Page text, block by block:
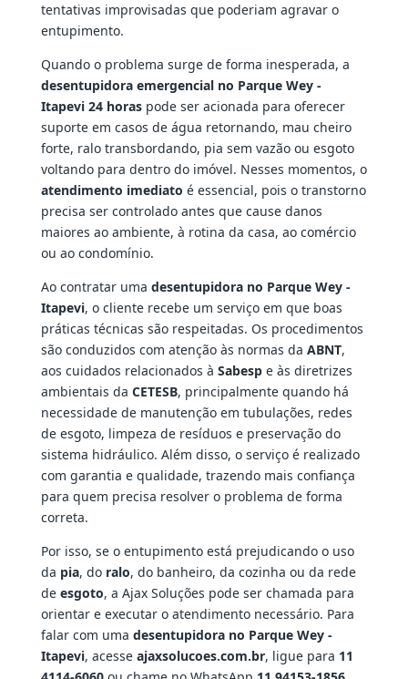
tentativas improvisadas que poderiam agravar o
entupimento.
Quando o problema surge de forma inesperada, a
desentupidora emergencial no Parque Wey -
Itapevi 24 horaspode ser acionada para oferecer
suporte em casos de água retornando, mau cheiro
forte, ralo transbordando, pia sem vazão ou esgoto
voltando para dentro do imóvel. Nesses momentos, o
atendimento imediato é essencial, pois o transtorno
precisa ser controlado antes que cause danos
maiores ao ambiente, à rotina da casa, ao comércio
ou ao condomínio.
Ao contratar uma desentupidora no Parque Wey -
Itapevi, o cliente recebe um serviço em que boas
práticas técnicas são respeitadas. Os procedimentos
são conduzidos com atenção às normas da ABNT,
aos cuidados relacionados à Sabespe às diretrizes
ambientais da CETESB, principalmente quando há
necessidade de manutenção em tubulações, redes
de esgoto, limpeza de resíduos e preservação do
sistema hidráulico. Além disso, o serviço é realizado
com garantia e qualidade, trazendo mais confiança
para quem precisa resolver o problema de forma
correta.
Por isso, se o entupimento está prejudicando o uso
da pia, do ralo, do banheiro, da cozinha ou da rede
de esgoto, a Ajax Soluções pode ser chamada para
orientar e executar o atendimento necessário. Para
falar com uma desentupidora no Parque Wey -
Itapevi, acesse ajaxsolucoes.com.br, ligue para 11